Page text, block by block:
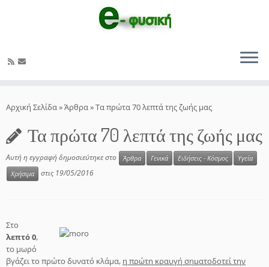
στο
Αρχική Σελίδα»Άρθρα»Τα πρώτα 70 λεπτά της ζωής μας
Τα πρώτα 70 λεπτά της ζωής μας
Αυτή η εγγραφή δημοσιεύτηκε στο Άρθρα Γενικά Ειδήσεις - Κόσμος
Υγεία
Χρήσιμα
στις 19/05/2016
Στο
λεπτό 0,
το μωρό
βγάζει το πρώτο δυνατό κλάμα, η πρώτη κραυγή σηματοδοτεί την